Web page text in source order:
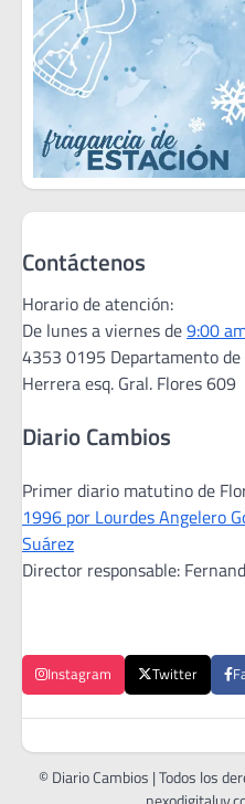
Contáctenos
Horario de atención:
De lunes a viernes de9:00
4353 0195 Departamento
Herrera esq. Gral. Flores 609
Diario Cambios
Primer diario matutino de
1996 por Lourdes Angelero
Suárez
Director responsable:
Instagram Twitter